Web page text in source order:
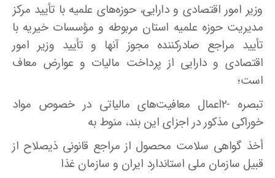
وزیر امور اقتصادی و دارایی، حوزه‌های علمیه با تأیید مرکز
مدیریت حوزه علمیه استان مربوطه و مؤسسات خیریه با
تأیید مراجع صادرکننده مجوز آنها و تأیید وزیر امور
اقتصادی و دارایی از پرداخت مالیات و عوارض معاف
است؛
تبصره -۲اعمال معافیت‌های مالیاتی در خصوص مواد
خوراکی مذکور در اجزای این بند، منوط به
أخذ گواهی سلامت محصول از مراجع قانونی ذیصلاح از
قبیل سازمان ملی استاندارد ایران و سازمان غذا